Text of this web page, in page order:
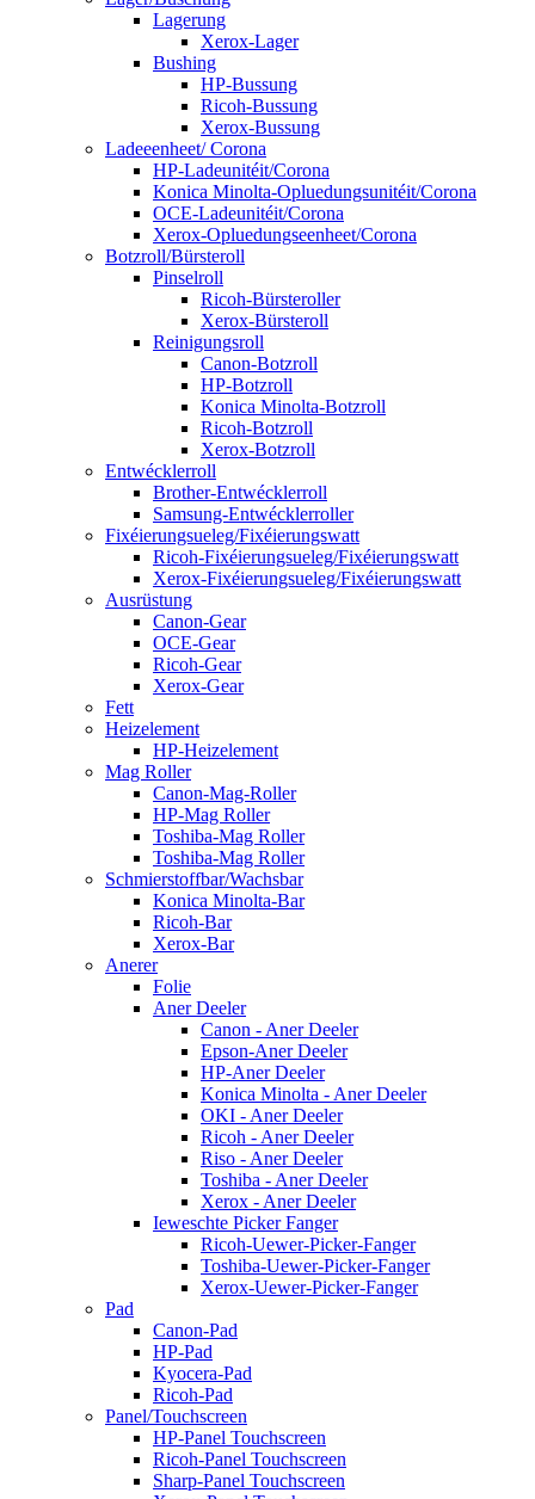
Lagerung
Xerox-Lager
Bushing
HP-Bussung
Ricoh-Bussung
Xerox-Bussung
Ladeeenheet/ Corona
HP-Ladeunitéit/Corona
Konica Minolta-Opluedungsunitéit/Corona
OCE-Ladeunitéit/Corona
Xerox-Opluedungseenheet/Corona
Botzroll/Bürsteroll
Pinselroll
Ricoh-Bürsteroller
Xerox-Bürsteroll
Reinigungsroll
Canon-Botzroll
HP-Botzroll
Konica Minolta-Botzroll
Ricoh-Botzroll
Xerox-Botzroll
Entwécklerroll
Brother-Entwécklerroll
Samsung-Entwécklerroller
Fixéierungsueleg/Fixéierungswatt
Ricoh-Fixéierungsueleg/Fixéierungswatt
Xerox-Fixéierungsueleg/Fixéierungswatt
Ausrüstung
Canon-Gear
OCE-Gear
Ricoh-Gear
Xerox-Gear
Fett
Heizelement
HP-Heizelement
Mag Roller
Canon-Mag-Roller
HP-Mag Roller
Toshiba-Mag Roller
Toshiba-Mag Roller
Schmierstoffbar/Wachsbar
Konica Minolta-Bar
Ricoh-Bar
Xerox-Bar
Anerer
Folie
Aner Deeler
Canon - Aner Deeler
Epson-Aner Deeler
HP-Aner Deeler
Konica Minolta - Aner Deeler
OKI - Aner Deeler
Ricoh - Aner Deeler
Riso - Aner Deeler
Toshiba - Aner Deeler
Xerox - Aner Deeler
Ieweschte Picker Fanger
Ricoh-Uewer-Picker-Fanger
Toshiba-Uewer-Picker-Fanger
Xerox-Uewer-Picker-Fanger
Pad
Canon-Pad
HP-Pad
Kyocera-Pad
Ricoh-Pad
Panel/Touchscreen
HP-Panel Touchscreen
Ricoh-Panel Touchscreen
Sharp-Panel Touchscreen